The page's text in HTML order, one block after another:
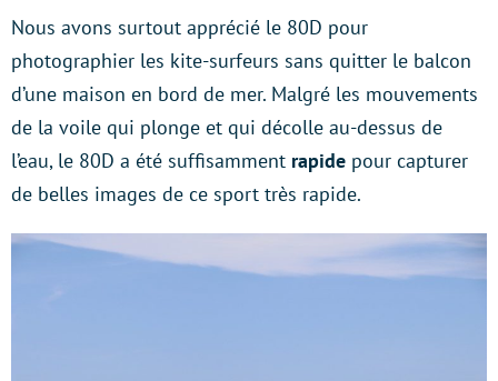
Nous avons surtout apprécié le 80D pour
photographier les kite-surfeurs sans quitter le balcon
d’une maison en bord de mer. Malgré les mouvements
de la voile qui plonge et qui décolle au-dessus de
l’eau, le 80D a été suffisamment rapide pour capturer
de belles images de ce sport très rapide.